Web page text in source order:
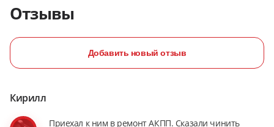
Отзывы
Добавить новый отзыв
Кирилл
Приехал к ним в ремонт АКПП. Сказали чинить